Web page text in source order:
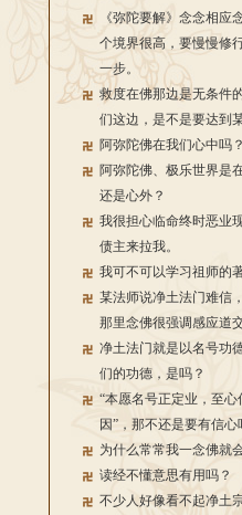
《弥陀要解》念念相应
个境界很高，要慢慢修
一步。
救度在佛那边是无条件
们这边，是不是要达到
阿弥陀佛在我们心中吗？
阿弥陀佛、极乐世界是
还是心外？
我很担心临命终时恶业
债主来拉我。
我可不可以学习祖师的
某法师说净土法门难信
那里念佛很强调感应道交
净土法门就是以名号功
们的功德，是吗？
“本愿名号正定业，至心
因”，那不还是要有信心
为什么常常我一念佛就
读经不懂意思有用吗？
不少人好像看不起净土